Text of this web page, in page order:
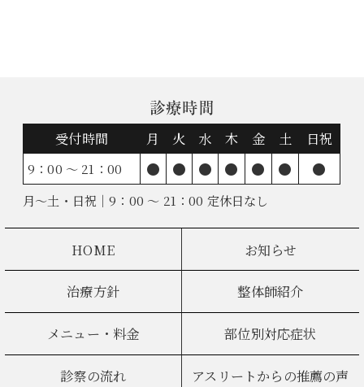
診療時間
受付時間 月 火 水 木 金 土 日祝
9：00 ～ 21：00 ● ● ● ● ● ● ●
月～土・日祝｜9：00 ～ 21：00 定休日なし
HOME お知らせ
治療方針 整体師紹介
メニュー・料金 部位別対応症状
診察の流れ アスリートからの推薦の声